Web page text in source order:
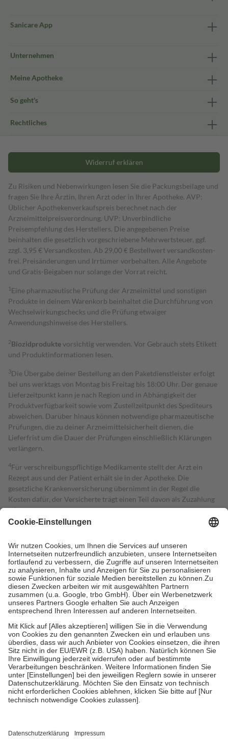
Sanicare App
Unternehmen
Meine Apotheke
So geht's
Rechtliches
Widerruf erklären
Zu Risiken und Nebenwirkungen lesen Sie die Packungsbeilage und
fragen Sie Ihre Ärztin, Ihren Arzt oder in Ihrer Apotheke. AVP:
Üblicher Apothekenverkaufspreis berechnet nach der
Arzneimittelpreisverordnung. UVP: Unverbindliche
Preisempfehlung des Herstellers. Die angegebenen Preise
beinhalten die gesetzlich vorgeschriebene Mehrwertsteuer, ggf.
zzgl. 3,95 € Versandkosten. Ab 29,00 € Bestell­wert versand­kosten­
frei. Preisänderungen und Irrtümer vorbehalten. Alle Angebote
und Gratis-Beigaben nur solange der Vorrat reicht.
1 Eine pharmazeutische Prüfung der Arzneimittel und sonstigen
Produkte in deinem Warenkorb beinhaltet die Durchführung von
Wechselwirkungschecks und die Prüfung etwaiger
Anwendungshinweise des Herstellers.
2Biozidproduktevorsichtig verwenden. Vor Gebrauch stets Etikett
und Produktinformationen lesen.
3Die Übergabe deiner Bestellung an den Paketdienstleister erfolgt
bei uns werktags von Montag bis Freitag bis 18:00 Uhr. Der genaue
Lieferzeitpunkt kann je nach Region und in Abhängigkeit der
Produktverfügbarkeit sowie vom Zustellzeitpunkt des Spediteurs
abweichen. Darüber hinaus können notwendige pharmazeutische
Prüfungen, die zu deiner Arzneimittelsicherheit dienen, die
Lieferfrist um die Dauer der Prüfungen einschließlich Klärungen
verlängern.
4Für verschreibungspflichtige Medikamente stellt der Arzt ein
Rezept aus und der Patient erhält sie in der Apotheke. Die
gesetzliche Krankenversicherung übernimmt in der Regel die
Kosten dafür, der Versicherte trägt einen Teil davon als Zuzahlung
mit.
Grundsätzlich leisten Mitglieder Zuzahlungen in Höhe von zehn
höchstens zehn Euro.
Es sind jedoch nie mehr als die tatsächlichen
Kosten der Leistung zu entrichten.
Diese Regeln gelten grundsätzlich auch für Online-Apotheken.
Bei Heilmitteln und häuslicher Krankenpflege beträgt die
Zuzahlung zehn Prozent der Kosten sowie zehn Euro je
Verordnung.
Um das Engagement der Versicherten für ihre eigene Gesundheit zu
stärken und die besondere Stellung der Familie zu unterstützen,
fallenkeine Zuzahlungenan bei:
• Kindern und Jugendlichen bis zum vollendeten 18. Lebensjahr
mit Ausnahme der Fahrkosten
• Untersuchungen zur Vorsorge und Früherkennung, die von der
GKV getragen werden
• empfohlenen Schutzimpfungen
• Harn- und Blutteststreifen
getroffen, um sicherzustellen, dass es sich um echte Bewertungen